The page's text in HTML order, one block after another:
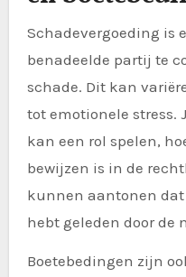
Schadevergoeding is
benadeelde partij te
schade. Dit kan
tot emotionele stress.
kan een rol spelen,
bewijzen is in de
kunnen aantonen
hebt geleden door de
Boetebedingen zijn